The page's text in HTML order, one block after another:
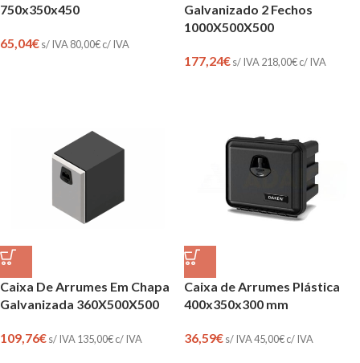
750x350x450
65,04€s/ IVA 80,00€c/ IVA
Galvanizado 2 Fechos
1000X500X500
177,24€s/ IVA 218,00€c/ IVA
Caixa De Arrumes Em Chapa
Galvanizada 360X500X500
109,76€s/ IVA 135,00€c/ IVA
Caixa de Arrumes Plástica
400x350x300 mm
36,59€s/ IVA45,00€c/ IVA